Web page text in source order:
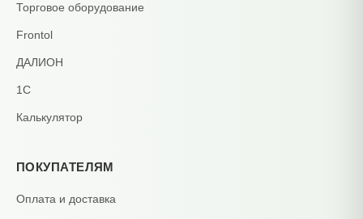
Торговое оборудование
Frontol
ДАЛИОН
1С
Калькулятор
ПОКУПАТЕЛЯМ
Оплата и доставка